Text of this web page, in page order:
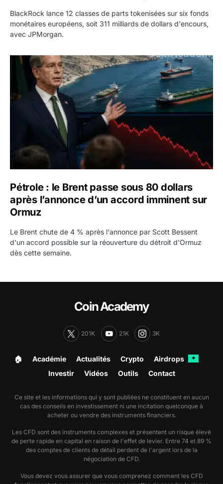
BlackRock lance 12 classes de parts tokenisées sur six fonds
monétaires européens, soit 311 milliards de dollars d'encours,
avec JPMorgan.
Pétrole : le Brent passe sous 80 dollars après
Pétrole : le Brent passe sous 80 dollars
après l’annonce d’un accord imminent sur
Ormuz
Le Brent chute de 4 % après l'annonce par Scott Bessent
d'un accord possible sur la réouverture du détroit d'Ormuz
dès cette semaine.
Coin Academy
201K 21K 3K
🏠︎ Académie Actualités Crypto Airdrops ✦
Investir Vidéos Outils Contact
Ce site et les informations qui y sont publiées ne constituent en aucun
cas des conseils en investissement ni une incitation quelconque à
acheter ou vendre des instruments financiers.
Les CFD sont des instruments complexes et présentent un risque élevé
de perte rapide en capital en raison de l'effet de levier. Entre 74 et 89 %
des comptes de clients de détail perdent de l'argent lors de la
négociation de CFD.
Vous devez vous assurer que vous comprenez comment les CFD